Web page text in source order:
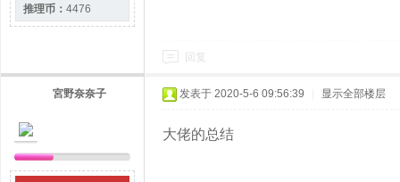
推理币： 4476
回复
宮野奈奈子 发表于 2020-5-6 09:56:39 显示全部楼层
大佬的总结